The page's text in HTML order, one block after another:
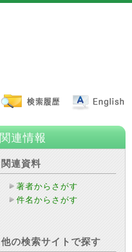
関連情報
関連資料
著者からさがす
件名からさがす
他の検索サイトで探す